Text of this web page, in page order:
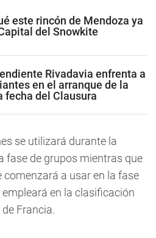
este rincón de Mendoza ya
del Snowkite
Rivadavia enfrenta a
en el arranque de la
fecha del Clausura
se utilizará durante la
fase de grupos mientras que
comenzará a usar en la fase
en la clasificación
Francia.